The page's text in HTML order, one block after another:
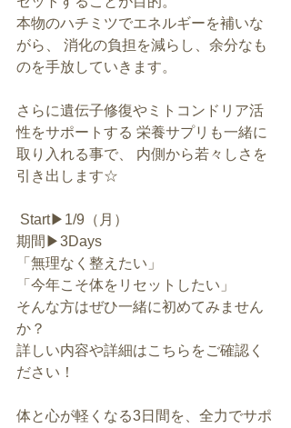
本物のハチミツでエネルギーを補いな
がら、 消化の負担を減らし、余分なも
のを手放していきます。
さらに遺伝子修復やミトコンドリア活
性をサポートする 栄養サプリも一緒に
取り入れる事で、 内側から若々しさを
引き出します☆
Start▶1/9（月）
期間▶3Days
「無理なく整えたい」
「今年こそ体をリセットしたい」
そんな方はぜひ一緒に初めてみません
か？
詳しい内容や詳細はこちらをご確認く
ださい！
体と心が軽くなる3日間を、全力でサポ